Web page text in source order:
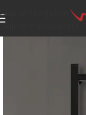
Skip to navigation